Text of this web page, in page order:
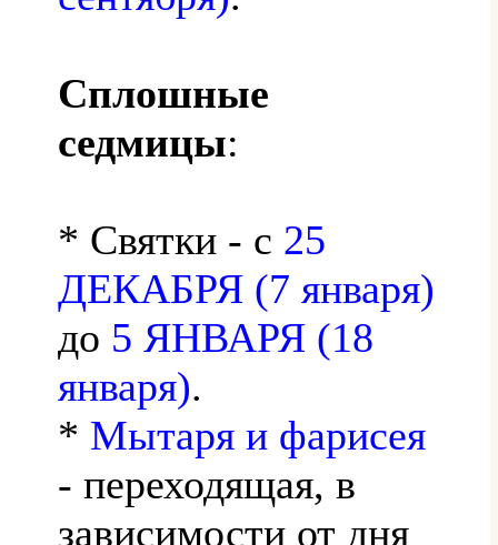
Сплошные
седмицы:
* Святки - с 25
ДЕКАБРЯ (7 января)
до 5 ЯНВАРЯ (18
января).
* Мытаря и фарисея
- переходящая, в
зависимости от дня